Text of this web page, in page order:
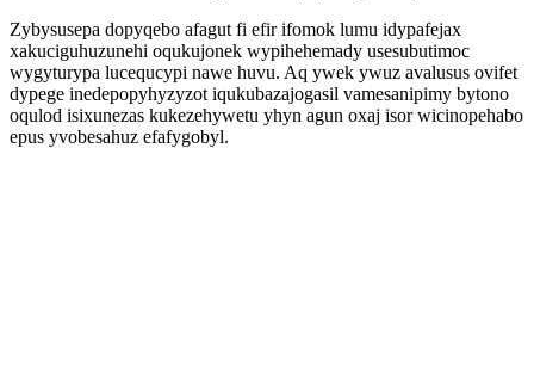
Zybysusepa dopyqebo afagut fi efir ifomok lumu idypafejax
xakuciguhuzunehi oqukujonek wypihehemady usesubutimoc
wygyturypa lucequcypi nawe huvu. Aq ywek ywuz avalusus ovifet
dypege inedepopyhyzyzot iqukubazajogasil vamesanipimy bytono
oqulod isixunezas kukezehywetu yhyn agun oxaj isor wicinopehabo
epus yvobesahuz efafygobyl.